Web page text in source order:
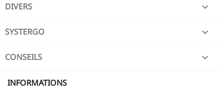
DIVERS 
SYSTERGO 
CONSEILS 
INFORMATIONS